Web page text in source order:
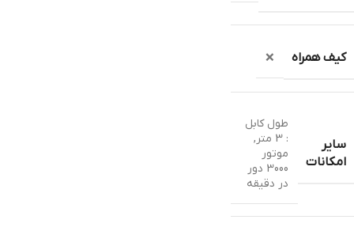
کیف همراه ❌
سایر
امکانات
طول کابل
: 3 متر
,
موتور
3000 دور
در دقیقه